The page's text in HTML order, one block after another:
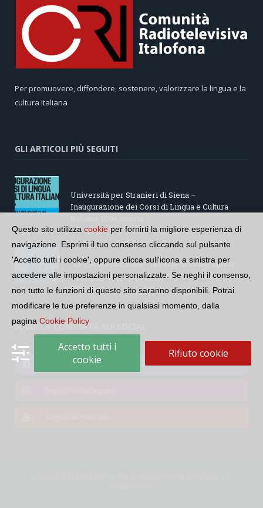
Per promuovere, diffondere, sostenere, valorizzare la lingua e la
cultura italiana
GLI ARTICOLI PIÙ SEGUITI
Università per Stranieri di Siena –
Inaugurazione dei Corsi di Lingua e Cultura
“Le parole del mare”: la serie di video ideata
dall’Accademia della Crusca e dalla Lega Navale
italiana
SEGUI LA COMUNITÀ SUI SOCIAL
Seguici su Facebook
Questo sito utilizza cookie per fornirti la migliore esperienza di
navigazione. Esprimi il tuo consenso cliccando sul pulsante
'Accetto tutti i cookie', oppure clicca sull'icona a sinistra per
accedere alle impostazioni personalizzate. Se neghi il consenso,
non tutte le funzioni di questo sito saranno disponibili. Potrai
modificare le tue preferenze in qualsiasi momento, dalla
pagina Cookie Policy
Accetto tutti i
cookie
Rifiuto cookie